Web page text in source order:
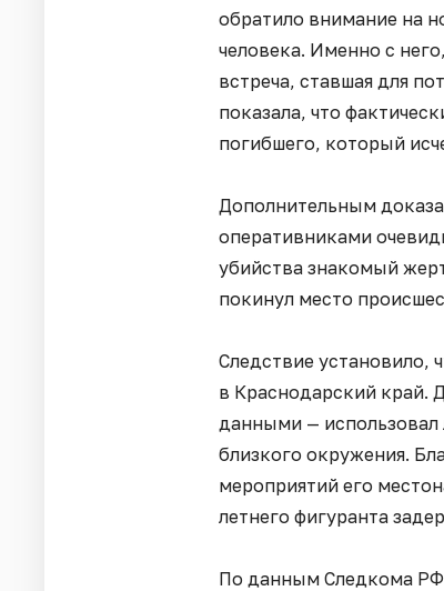
обратило внимание на
человека. Именно с
встреча, ставшая для
показала, что
погибшего, который
Дополнительным
оперативниками
убийства знакомый
покинул место
Следствие установило,
в Краснодарский край.
данными — использовал
близкого окружения.
мероприятий его
летнего фигуранта
По данным Следкома